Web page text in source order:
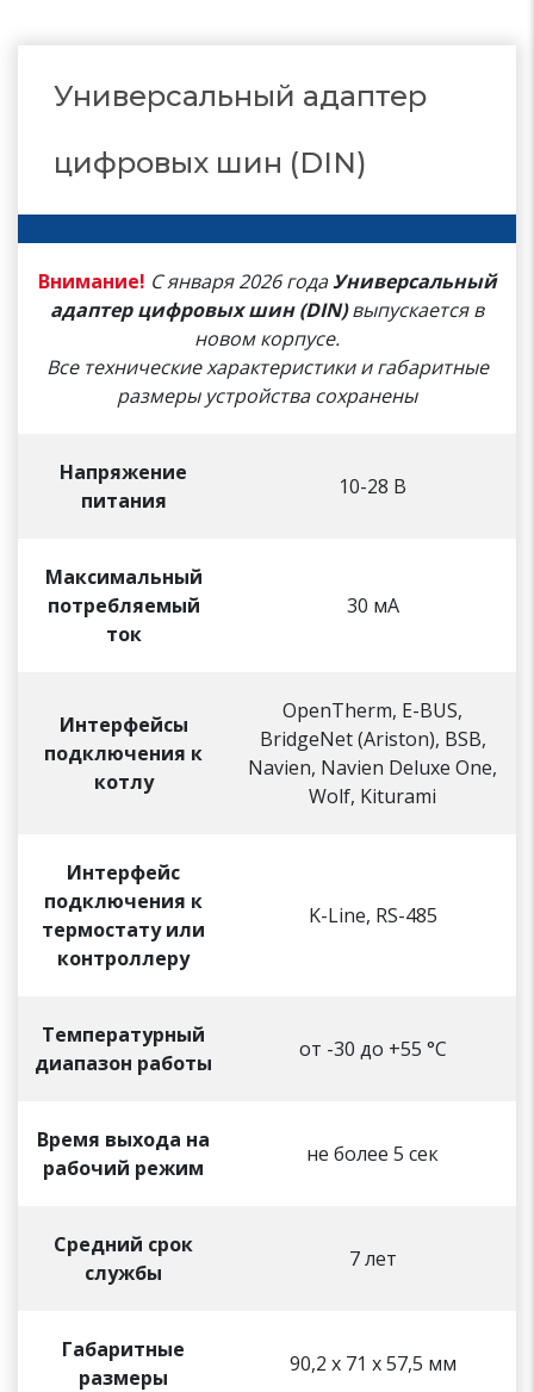
Универсальный адаптер
цифровых шин (DIN)
Внимание! С января 2026 годаУниверсальный
адаптер цифровых шин (DIN)выпускается в
новом корпусе.
Все технические характеристики и габаритные
размеры устройства сохранены
Напряжение
питания
10-28 В
Максимальный
потребляемый
ток
30 мА
Интерфейсы
подключения к
котлу
OpenTherm, E-BUS,
BridgeNet (Ariston), BSB,
Navien, Navien Deluxe One,
Wolf, Kiturami
Интерфейс
подключения к
термостату или
контроллеру
K-Line, RS-485
Температурный
диапазон работы
от -30 до +55 °С
Время выхода на
рабочий режим
не более 5 сек
Средний срок
службы
7 лет
Габаритные
размеры
90,2 х 71 х 57,5 мм